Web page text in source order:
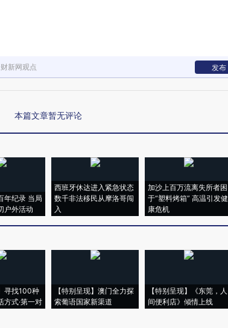
新网观点 发布
本篇文章暂无评论
年纪录 当局
户外活动
西班牙休达进入紧急状态
数千非法移民从摩洛哥闯
入
加沙上百万流离失所者困
于“塑料烤箱” 高温引发健
康危机
寻找100种
方式·第一对
【特别呈现】澳门全力探
索葡语国家新渠道
【特别呈现】《东莞，人
间便利店》倾情上线